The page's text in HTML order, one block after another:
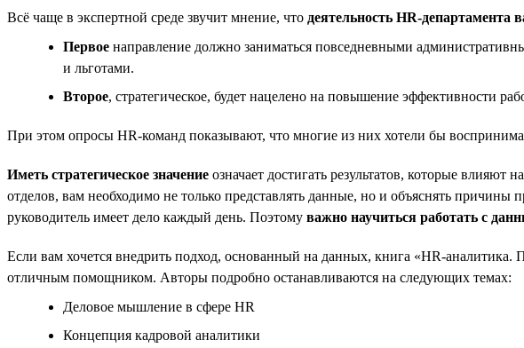
Всё чаще в экспертной среде звучит мнение, что деятельность HR-департамента
Первое направление должно заниматься повседневными
и льготами.
Второе, стратегическое, будет нацелено на повышение эффективности
При этом опросы HR-команд показывают, что многие из них хотели бы
Иметь стратегическое значение означает достигать результатов, которые
отделов, вам необходимо не только представлять данные, но и объяснять
руководитель имеет дело каждый день. Поэтому важно научиться работать с
Если вам хочется внедрить подход, основанный на данных, книга «HR-аналитика.
отличным помощником. Авторы подробно останавливаются на следующих темах:
Деловое мышление в сфере HR
Концепция кадровой аналитики